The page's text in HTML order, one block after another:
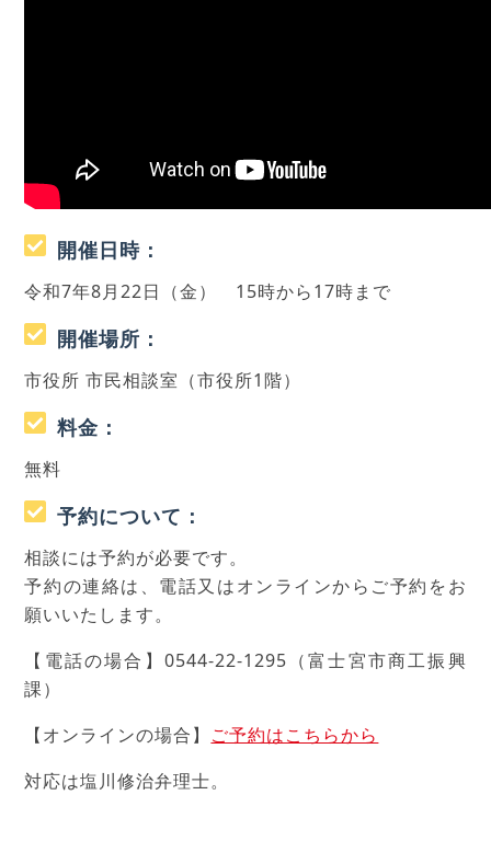
開催日時：
令和7年8月22日（金） 15時から17時まで
開催場所：
市役所 市民相談室（市役所1階）
料金：
無料
予約について：
相談には予約が必要です。
予約の連絡は、電話又はオンラインからご予約をお
願いいたします。
【電話の場合】0544-22-1295（富士宮市商工振興
課）
【オンラインの場合】 ご予約はこちらから
対応は塩川修治弁理士。